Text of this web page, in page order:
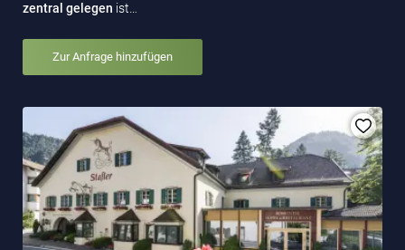
zentral gelegen ist…
Zur Anfrage hinzufügen